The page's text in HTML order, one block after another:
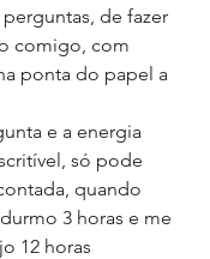
de fazer
comigo, com
ponta do papel a
e a energia
só pode
quando
3 horas e me
12 horas